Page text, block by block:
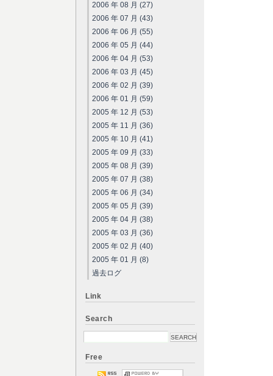
2006 年 08 月 (27)
2006 年 07 月 (43)
2006 年 06 月 (55)
2006 年 05 月 (44)
2006 年 04 月 (53)
2006 年 03 月 (45)
2006 年 02 月 (39)
2006 年 01 月 (59)
2005 年 12 月 (53)
2005 年 11 月 (36)
2005 年 10 月 (41)
2005 年 09 月 (33)
2005 年 08 月 (39)
2005 年 07 月 (38)
2005 年 06 月 (34)
2005 年 05 月 (39)
2005 年 04 月 (38)
2005 年 03 月 (36)
2005 年 02 月 (40)
2005 年 01 月 (8)
過去ログ
Link
Search
Free